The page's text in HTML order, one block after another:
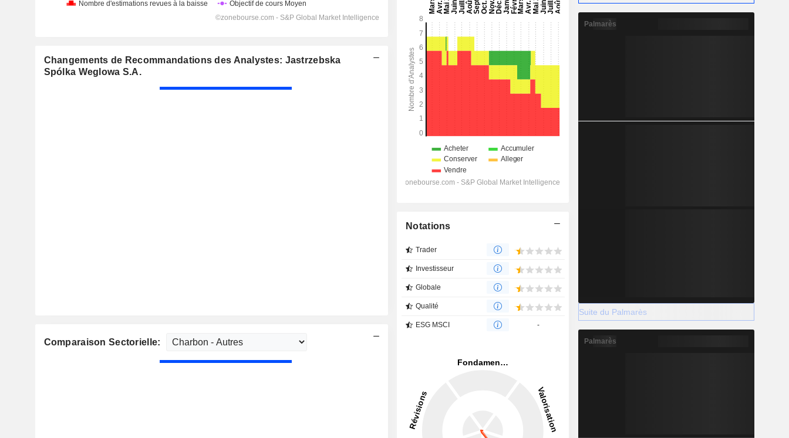
Changements de Recommandations des Analystes: Jastrzebska
Spólka Weglowa S.A.
Comparaison Sectorielle:
Notations
Trader
Investisseur
Globale
Qualité
ESG MSCI -
Palmarès
Suite du Palmarès
Palmarès